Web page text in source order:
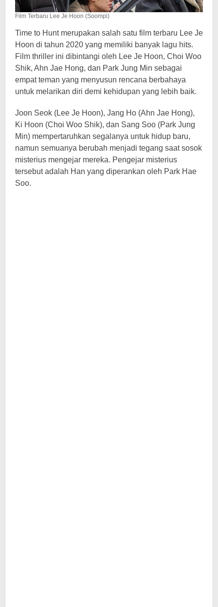
Film Terbaru Lee Je Hoon (Soompi)
Time to Hunt merupakan salah satu film terbaru Lee Je
Hoon di tahun 2020 yang memiliki banyak lagu hits.
Film thriller ini dibintangi oleh Lee Je Hoon, Choi Woo
Shik, Ahn Jae Hong, dan Park Jung Min sebagai
empat teman yang menyusun rencana berbahaya
untuk melarikan diri demi kehidupan yang lebih baik.
Joon Seok (Lee Je Hoon), Jang Ho (Ahn Jae Hong),
Ki Hoon (Choi Woo Shik), dan Sang Soo (Park Jung
Min) mempertaruhkan segalanya untuk hidup baru,
namun semuanya berubah menjadi tegang saat sosok
misterius mengejar mereka. Pengejar misterius
tersebut adalah Han yang diperankan oleh Park Hae
Soo.